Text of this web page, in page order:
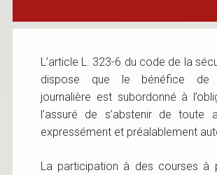
L’article L. 323-6 du code de la
dispose que le bénéfice de
journalière est subordonné à
l’assuré de s’abstenir de toute
expressément et préalablement
La participation à des courses à